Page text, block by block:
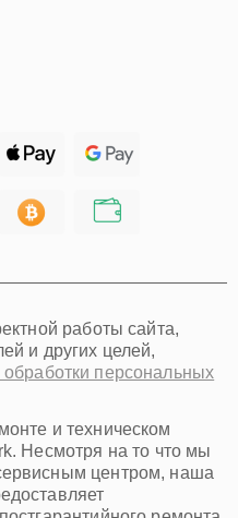
работы сайта,
и других целей,
обработки персональных
и техническом
Несмотря на то что мы
центром, наша